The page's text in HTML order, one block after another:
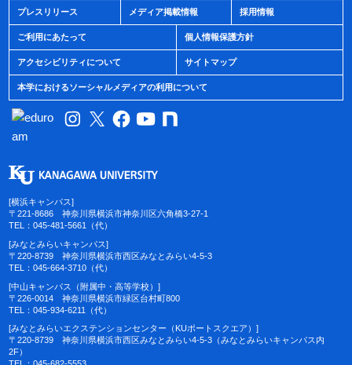
プレスリリース メディア掲載情報 採用情報
ご利用にあたって 個人情報保護方針
アクセシビリティについて サイトマップ
本学におけるソーシャルメディアの利用について
[横浜キャンパス]
〒221-8686 神奈川県横浜市神奈川区六角橋3-27-1
TEL：045-481-5661（代）
[みなとみらいキャンパス]
〒220-8739 神奈川県横浜市西区みなとみらい4-5-3
TEL：045-664-3710（代）
[中山キャンパス（附属中・高等学校）]
〒226-0014 神奈川県横浜市緑区台村町800
TEL：045-934-6211（代）
[みなとみらいエクステンションセンター（KUポートスクエア）]
〒220-8739 神奈川県横浜市西区みなとみらい4-5-3（みなとみらいキャンパス内
2F）